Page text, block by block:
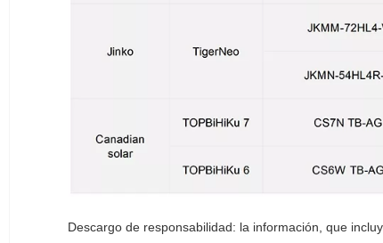
Descargo de responsabilidad: la información, que